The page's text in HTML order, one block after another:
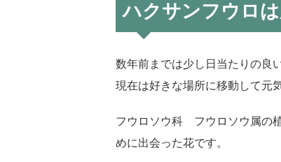
ハクサンフウロ
数年前までは少し日当たりの良
現在は好きな場所に移動して元
フウロソウ科 フウロソウ属の
めに出会った花です。